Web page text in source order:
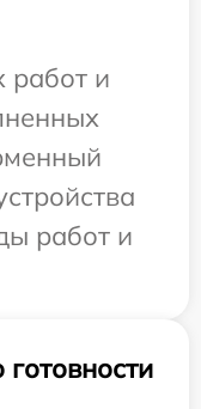
работ и
работ и